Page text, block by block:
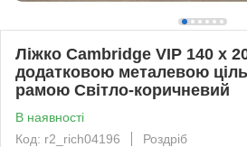
Ліжко Cambridge VIP 140 х
додатковою металевою
рамою Світло-коричневий
В наявності
Код: r2_rich04196
Роздріб